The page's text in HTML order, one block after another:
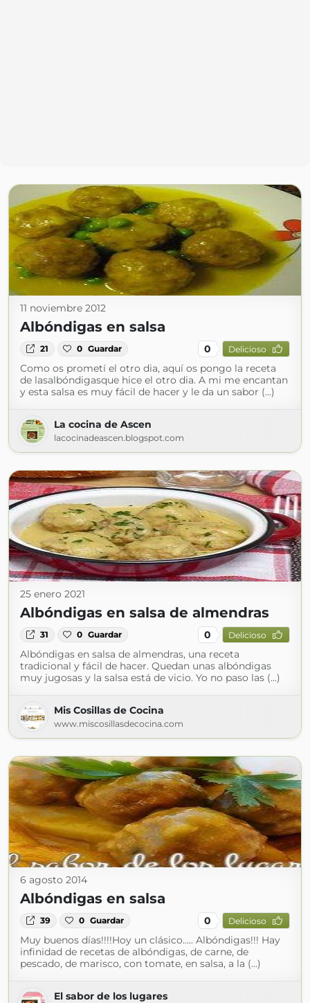
11 noviembre 2012
Albóndigas en salsa
21 0 Guardar 0 Delicioso
Como os prometí el otro dia, aquí os pongo la receta
de lasalbóndigasque hice el otro dia. A mi me encantan
y esta salsa es muy fácil de hacer y le da un sabor (...)
La cocina de Ascen
lacocinadeascen.blogspot.com
25 enero 2021
Albóndigas en salsa de almendras
31 0 Guardar 0 Delicioso
Albóndigas en salsa de almendras, una receta
tradicional y fácil de hacer. Quedan unas albóndigas
muy jugosas y la salsa está de vicio. Yo no paso las (...)
Mis Cosillas de Cocina
www.miscosillasdecocina.com
6 agosto 2014
Albóndigas en salsa
39 0 Guardar 0 Delicioso
Muy buenos días!!!!Hoy un clásico..... Albóndigas!!! Hay
infinidad de recetas de albóndigas, de carne, de
pescado, de marisco, con tomate, en salsa, a la (...)
El sabor de los lugares